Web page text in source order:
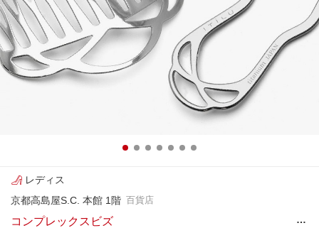
レディス
京都高島屋S.C. 本館 1階 百貨店
コンプレックスビズ …